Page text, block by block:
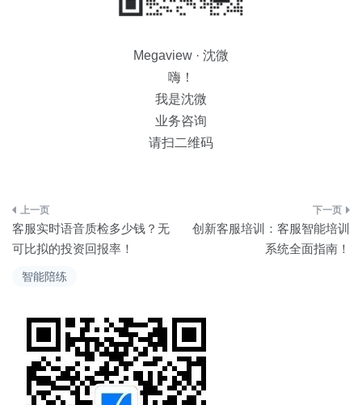
智能陪练
Megaview · 沈微
嗨！
我是沈微
业务咨询
请扫二维码
文
章
导
航
客服实时语音质检多少钱？无
可比拟的投资回报率！
创新客服培训：客服智能培训
系统全面指南！